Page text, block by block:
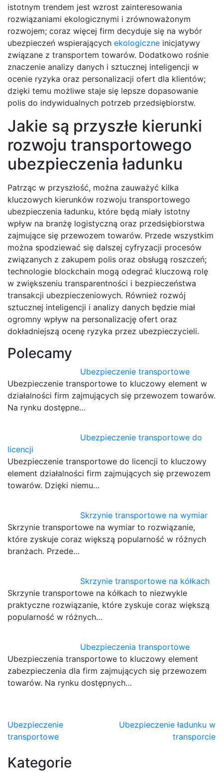
istotnym trendem jest wzrost zainteresowania
rozwiązaniami ekologicznymi i zrównoważonym
rozwojem; coraz więcej firm decyduje się na wybór
ubezpieczeń wspierających ekologiczne inicjatywy
związane z transportem towarów. Dodatkowo rośnie
znaczenie analizy danych i sztucznej inteligencji w
ocenie ryzyka oraz personalizacji ofert dla klientów;
dzięki temu możliwe staje się lepsze dopasowanie
polis do indywidualnych potrzeb przedsiębiorstw.
Jakie są przyszłe kierunki
rozwoju transportowego
ubezpieczenia ładunku
Patrząc w przyszłość, można zauważyć kilka
kluczowych kierunków rozwoju transportowego
ubezpieczenia ładunku, które będą miały istotny
wpływ na branżę logistyczną oraz przedsiębiorstwa
zajmujące się przewozem towarów. Przede wszystkim
można spodziewać się dalszej cyfryzacji procesów
związanych z zakupem polis oraz obsługą roszczeń;
technologie blockchain mogą odegrać kluczową rolę
w zwiększeniu transparentności i bezpieczeństwa
transakcji ubezpieczeniowych. Również rozwój
sztucznej inteligencji i analizy danych będzie miał
ogromny wpływ na personalizację ofert oraz
dokładniejszą ocenę ryzyka przez ubezpieczycieli.
Polecamy
Ubezpieczenie transportowe
Ubezpieczenie transportowe to kluczowy element w
działalności firm zajmujących się przewozem towarów.
Na rynku dostępne…
Ubezpieczenie transportowe do
licencji
Ubezpieczenie transportowe do licencji to kluczowy
element działalności firm zajmujących się przewozem
towarów. Dzięki niemu…
Skrzynie transportowe na wymiar
Skrzynie transportowe na wymiar to rozwiązanie,
które zyskuje coraz większą popularność w różnych
branżach. Przede…
Skrzynie transportowe na kółkach
Skrzynie transportowe na kółkach to niezwykle
praktyczne rozwiązanie, które zyskuje coraz większą
popularność w różnych…
Ubezpieczenia transportowe
Ubezpieczenia transportowe to kluczowy element
zabezpieczenia dla firm zajmujących się przewozem
towarów. Na rynku dostępnych…
Nawigacja
wpisu
Ubezpieczenie
transportowe
Ubezpieczenie ładunku w
transporcie
Kategorie